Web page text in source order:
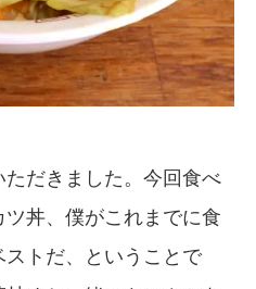
だきました。今回食べ
丼、僕がこれまでに食
トだ、ということで